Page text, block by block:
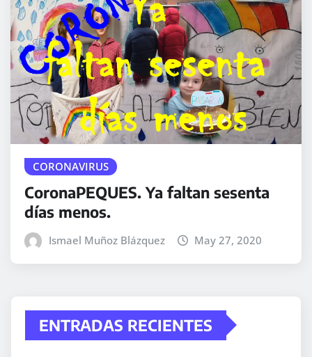
CORONAVIRUS
CoronaPEQUES. Ya faltan sesenta
días menos.
Ismael Muñoz Blázquez May 27, 2020
ENTRADAS RECIENTES